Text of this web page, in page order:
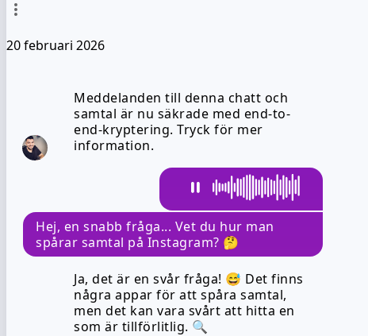
20 februari 2026
Meddelanden till denna chatt och
samtal är nu säkrade med end-to-
end-kryptering. Tryck för mer
information.
Hej, en snabb fråga... Vet du hur man
spårar samtal på Instagram? 🤔
Ja, det är en svår fråga! 😅 Det finns
några appar för att spåra samtal,
men det kan vara svårt att hitta en
som är tillförlitlig. 🔍